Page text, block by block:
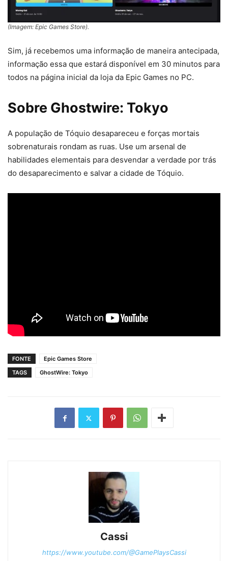
(Imagem: Epic Games Store).
Sim, já recebemos uma informação de maneira antecipada,
informação essa que estará disponível em 30 minutos para
todos na página inicial da loja da Epic Games no PC.
Sobre Ghostwire: Tokyo
A população de Tóquio desapareceu e forças mortais
sobrenaturais rondam as ruas. Use um arsenal de
habilidades elementais para desvendar a verdade por trás
do desaparecimento e salvar a cidade de Tóquio.
FONTE
Epic Games Store
TAGS
GhostWire: Tokyo
Cassi
https://www.youtube.com/@GamePlaysCassi